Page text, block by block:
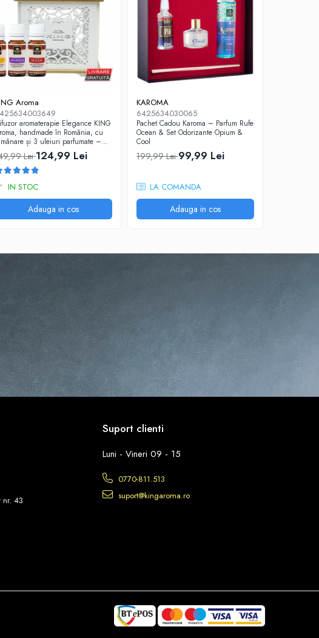
Aroma
aromaterapie Elegance KING
handmade în România, cu
și 3 uleiuri parfumate –
cadou premium
Lei124,99 Lei
IN STOC
Adauga in cos
KAROMA
6425634030065
Pachet Cadou Karoma – Parfum Rufe
Ocean & Set Odorizante Opium &
Cool
199,99 Lei99,99 Lei
LA COMANDA
Adauga in cos
nr. 43
Suport clienti
Luni - Vineri 09 - 15
0770-811.513
suport@kingaroma.ro